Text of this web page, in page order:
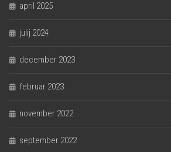
april 2025
julij 2024
december 2023
februar 2023
november 2022
september 2022